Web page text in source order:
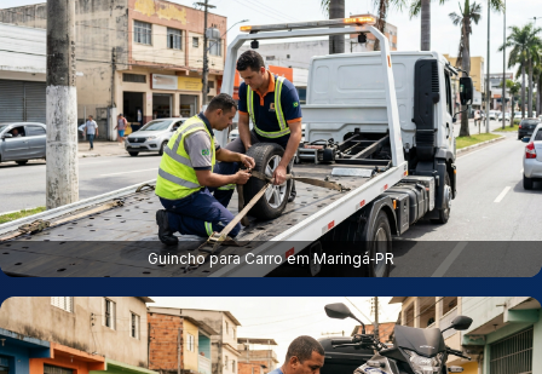
Guincho para Carro em Maringá‑PR